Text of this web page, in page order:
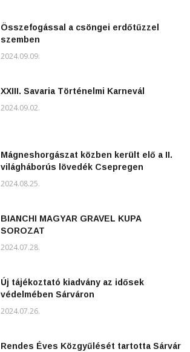
Összefogással a csöngei erdőtűzzel
szemben
2024.09.09.
XXIII. Savaria Történelmi Karnevál
2024.09.02.
Mágneshorgászat közben került elő a II.
világháborús lövedék Csepregen
2024.08.25.
BIANCHI MAGYAR GRAVEL KUPA
SOROZAT
2024.07.28.
Új tájékoztató kiadvány az idősek
védelmében Sárváron
2024.07.26.
Rendes Éves Közgyűlését tartotta Sárvár